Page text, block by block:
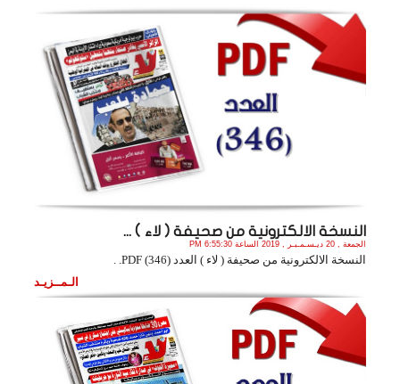
النسخة الالكترونية من صحيفة ( لاء ) ...
الجمعة , 20 ديـسـمـبـر , 2019 الساعة 6:55:30 PM
النسخة الالكترونية من صحيفة ( لاء ) العدد (346) PDF. .
الـمــزيـد